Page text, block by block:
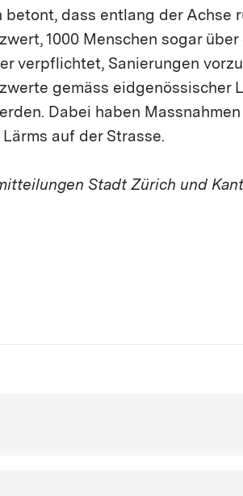
betont, dass entlang der Achse
1000 Menschen sogar
verpflichtet, Sanierungen
gemäss eidgenössischer
Dabei haben
auf der Strasse.
Stadt Zürich und